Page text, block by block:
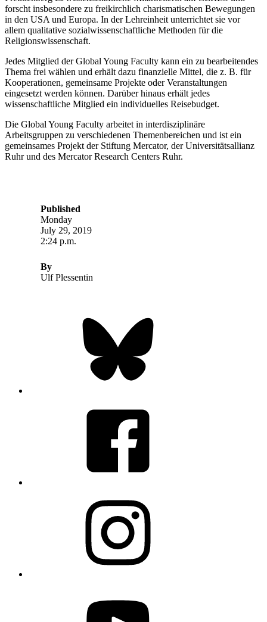
forscht insbesondere zu freikirchlich charismatischen Bewegungen
in den USA und Europa. In der Lehreinheit unterrichtet sie vor
allem qualitative sozialwissenschaftliche Methoden für die
Religionswissenschaft.
Jedes Mitglied der Global Young Faculty kann ein zu bearbeitendes
Thema frei wählen und erhält dazu finanzielle Mittel, die z. B. für
Kooperationen, gemeinsame Projekte oder Veranstaltungen
eingesetzt werden können. Darüber hinaus erhält jedes
wissenschaftliche Mitglied ein individuelles Reisebudget.
Die Global Young Faculty arbeitet in interdisziplinäre
Arbeitsgruppen zu verschiedenen Themenbereichen und ist ein
gemeinsames Projekt der Stiftung Mercator, der Universitätsallianz
Ruhr und des Mercator Research Centers Ruhr.
Published
Monday
July 29, 2019
2:24 p.m.
By
Ulf Plessentin